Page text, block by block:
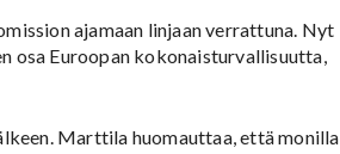
ajamaan linjaan verrattuna. Nyt
osa Euroopan kokonaisturvallisuutta,
Marttila huomauttaa, että monilla